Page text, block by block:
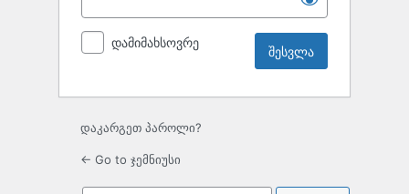
დამიმახსოვრე
დაკარგეთ პაროლი?
← Go to ჯემნიუსი